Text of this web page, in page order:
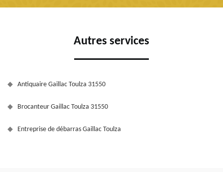
Autres services
Antiquaire Gaillac Toulza 31550
Brocanteur Gaillac Toulza 31550
Entreprise de débarras Gaillac Toulza